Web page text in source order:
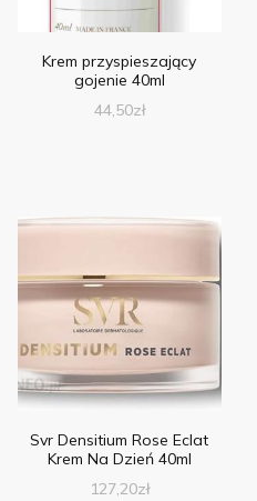
Krem przyspieszający
gojenie 40ml
44,50zł
Svr Densitium Rose Eclat
Krem Na Dzień 40ml
127,20zł